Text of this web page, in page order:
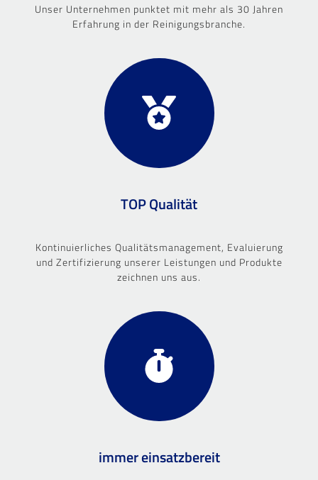
Unser Unternehmen punktet mit mehr als 30 Jahren
Erfahrung in der Reinigungsbranche.
TOP Qualität
Kontinuierliches Qualitätsmanagement, Evaluierung
und Zertifizierung unserer Leistungen und Produkte
zeichnen uns aus.
immer einsatzbereit